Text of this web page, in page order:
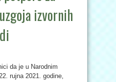
izvornih
da je u Narodnim
rujna 2021. godine,